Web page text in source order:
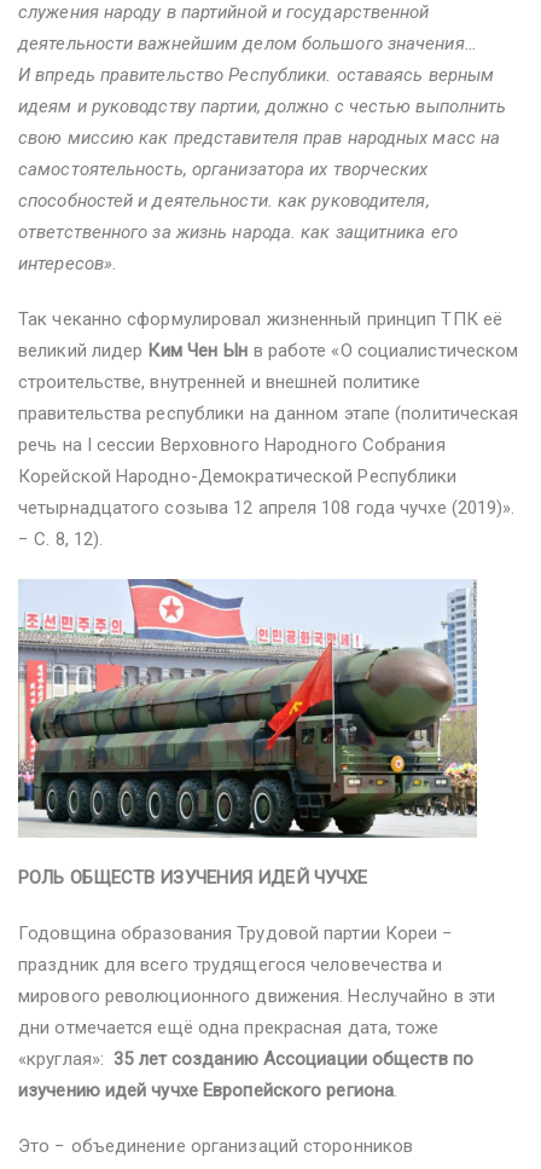
служения народу в партийной и государственной
деятельности важнейшим делом большого значения…
И впредь правительство Республики. оставаясь верным
идеям и руководству партии, должно с честью выполнить
свою миссию как представителя прав народных масс на
самостоятельность, организатора их творческих
способностей и деятельности. как руководителя,
ответственного за жизнь народа. как защитника его
интересов».
Так чеканно сформулировал жизненный принцип ТПК её
великий лидер Ким Чен Ын в работе «О социалистическом
строительстве, внутренней и внешней политике
правительства республики на данном этапе (политическая
речь на I сессии Верховного Народного Собрания
Корейской Народно-Демократической Республики
четырнадцатого созыва 12 апреля 108 года чучхе (2019)».
− С. 8, 12).
РОЛЬ ОБЩЕСТВ ИЗУЧЕНИЯ ИДЕЙ ЧУЧХЕ
Годовщина образования Трудовой партии Кореи −
праздник для всего трудящегося человечества и
мирового революционного движения. Неслучайно в эти
дни отмечается ещё одна прекрасная дата, тоже
«круглая»: 35 лет созданию Ассоциации обществ по
изучению идей чучхе Европейского региона.
Это − объединение организаций сторонников